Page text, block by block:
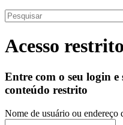
Acesso restrito
Entre com o seu login e
conteúdo restrito
Nome de usuário ou endereço